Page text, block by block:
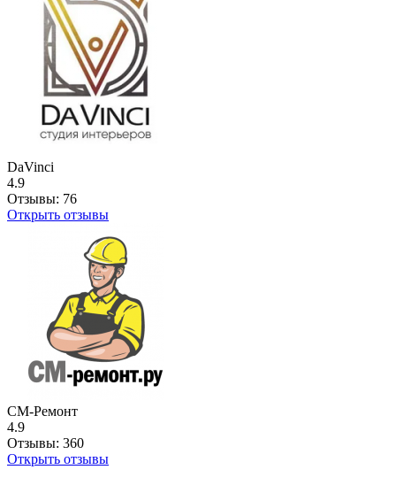
DaVinci
4.9
Отзывы: 76
Открыть отзывы
СМ-Ремонт
4.9
Отзывы: 360
Открыть отзывы